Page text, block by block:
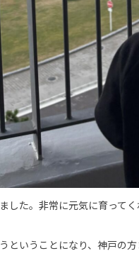
た。非常に元気に育ってく
ということになり、神戸の